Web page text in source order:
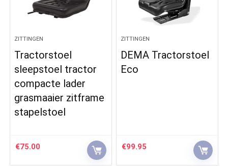
ZITTINGEN
Tractorstoel
sleepstoel tractor
compacte lader
grasmaaier zitframe
stapelstoel
€75.00
ZITTINGEN
DEMA Tractorstoel
Eco
€99.95